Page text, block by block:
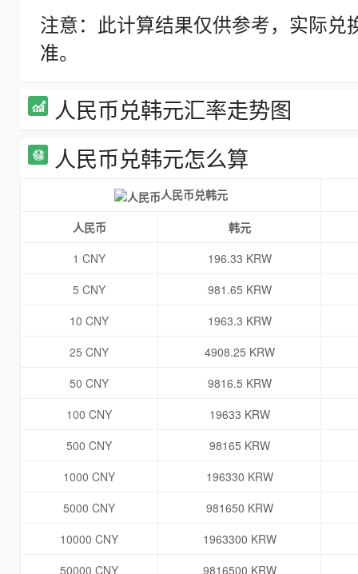
注意：此计算结果仅供参考，实际
准。
人民币兑韩元汇率走势图
人民币兑韩元怎么算
人民币兑韩元
人民币
韩元
1 CNY
196.33 KRW
5 CNY
981.65 KRW
10 CNY
1963.3 KRW
25 CNY
4908.25 KRW
50 CNY
9816.5 KRW
100 CNY
19633 KRW
500 CNY
98165 KRW
1000 CNY
196330 KRW
5000 CNY
981650 KRW
10000 CNY
1963300 KRW
50000 CNY
9816500 KRW